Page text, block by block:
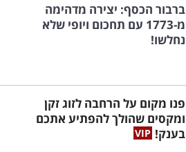
ברבור הכסף: יצירה מדהימה
מ-1773 עם תחכום ויופי שלא
נחלשו!
פנו מקום על הרחבה לזוג זקן
ומקסים שהולך להפתיע אתכם
בענק!